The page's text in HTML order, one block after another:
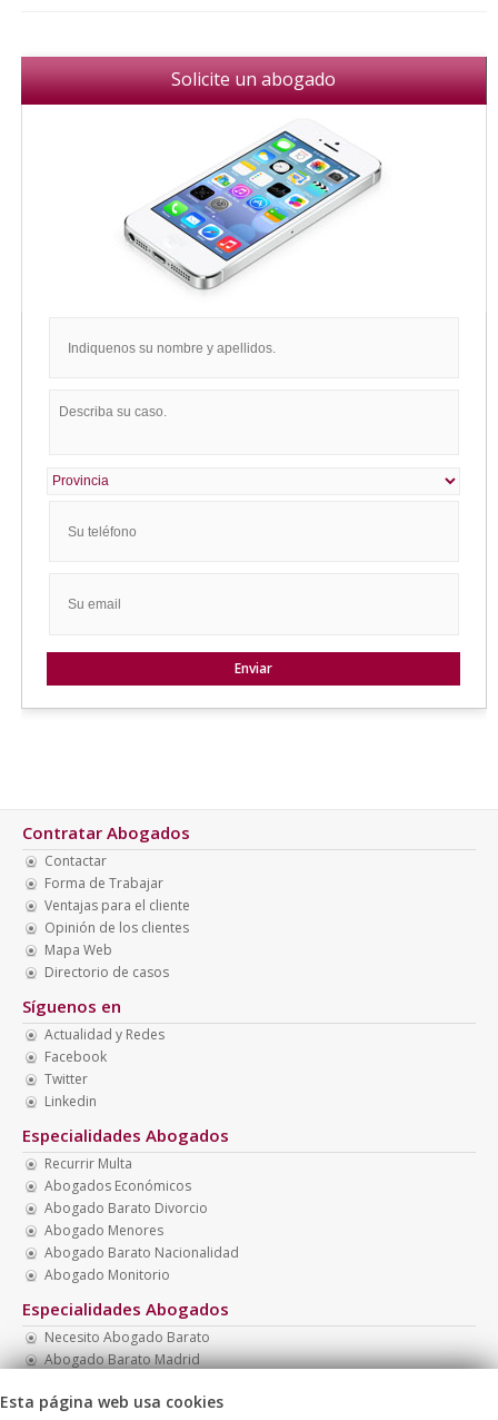
Solicite un abogado
Contratar Abogados
Contactar
Forma de Trabajar
Ventajas para el cliente
Opinión de los clientes
Mapa Web
Directorio de casos
Síguenos en
Actualidad y Redes
Facebook
Twitter
Linkedin
Especialidades Abogados
Recurrir Multa
Abogados Económicos
Abogado Barato Divorcio
Abogado Menores
Abogado Barato Nacionalidad
Abogado Monitorio
Especialidades Abogados
Necesito Abogado Barato
Abogado Barato Madrid
Abogado Barato
Esta página web usa cookies